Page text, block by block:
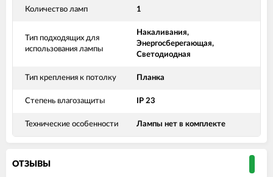
Количество ламп 1
Тип подходящих для
использования лампы
Накаливания,
Энергосберегающая,
Светодиодная
Тип крепления к потолку Планка
Степень влагозащиты IP 23
Технические особенности Лампы нет в комплекте
ОТЗЫВЫ